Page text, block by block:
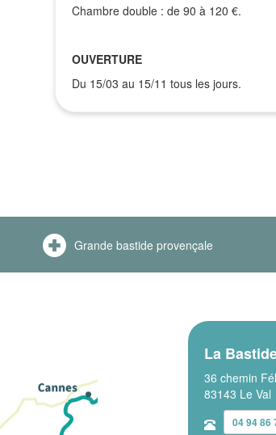
Chambre double : de 90 à 120 €.
OUVERTURE
Du 15/03 au 15/11 tous les jours.
Grande bastide provençale
La
36 chemin
83143 Le Val
04 94 86